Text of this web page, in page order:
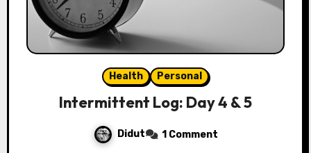
Health Personal
Intermittent Log: Day 4 & 5
Didut 1 Comment